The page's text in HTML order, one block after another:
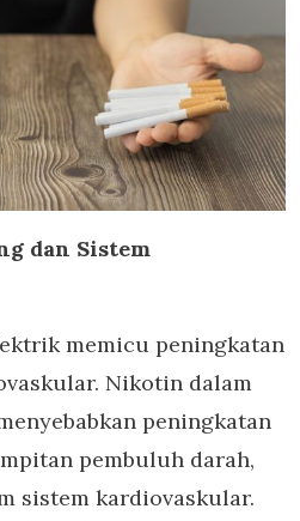
dan Sistem
memicu peningkatan
Nikotin dalam
peningkatan
pembuluh darah,
sistem kardiovaskular.